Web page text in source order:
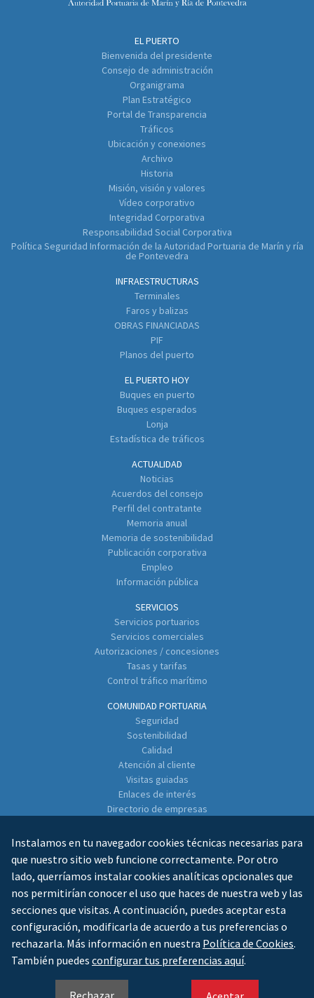
Instalamos en tu navegador cookies técnicas necesarias para
que nuestro sitio web funcione correctamente. Por otro
lado, querríamos instalar cookies analíticas opcionales que
nos permitirían conocer el uso que haces de nuestra web y las
secciones que visitas. A continuación, puedes aceptar esta
configuración, modificarla de acuerdo a tus preferencias o
rechazarla. Más información en nuestra Política de Cookies.
También puedes configurar tus preferencias aquí.
Rechazar
EL PUERTO
Bienvenida del presidente
Consejo de administración
Organigrama
Plan Estratégico
Portal de Transparencia
Tráficos
Ubicación y conexiones
Archivo
Historia
Misión, visión y valores
Vídeo corporativo
Integridad Corporativa
Responsabilidad Social Corporativa
Política Seguridad Información de la Autoridad Portuaria de Marín y ría
de Pontevedra
INFRAESTRUCTURAS
Terminales
Faros y balizas
OBRAS FINANCIADAS
PIF
Planos del puerto
EL PUERTO HOY
Buques en puerto
Buques esperados
Lonja
Estadística de tráficos
ACTUALIDAD
Noticias
Acuerdos del consejo
Perfil del contratante
Memoria anual
Memoria de sostenibilidad
Publicación corporativa
Empleo
Información pública
SERVICIOS
Servicios portuarios
Servicios comerciales
Autorizaciones / concesiones
Tasas y tarifas
Control tráfico marítimo
COMUNIDAD PORTUARIA
Seguridad
Sostenibilidad
Calidad
Atención al cliente
Visitas guiadas
Enlaces de interés
Directorio de empresas
AVISO LEGAL POLÍTICA DE PRIVACIDAD
POLÍTICA DE COOKIES
MAPA WEB